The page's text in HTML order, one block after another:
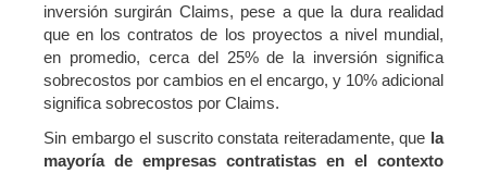
inversión surgirán Claims, pese a que la dura realidad
que en los contratos de los proyectos a nivel mundial,
en promedio, cerca del 25% de la inversión significa
sobrecostos por cambios en el encargo, y 10% adicional
significa sobrecostos por Claims.
Sin embargo el suscrito constata reiteradamente, que la
mayoría de empresas contratistas en el contexto